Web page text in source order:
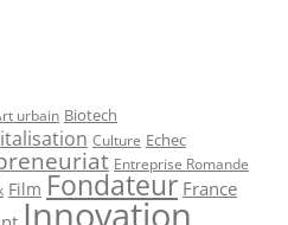
urbain Biotech
Culture Echec
Entreprise Romande
Film Fondateur France
Innovation